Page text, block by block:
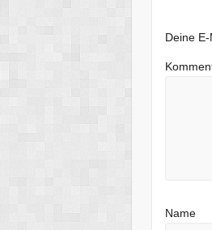
Deine
Name